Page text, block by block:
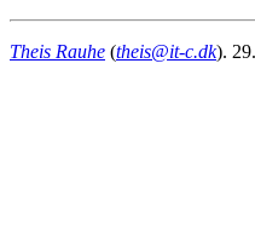
Theis Rauhe (theis@it-c.dk).